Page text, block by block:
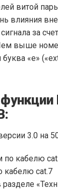
витой
влияния
за
выше
буква «e»
3.0 на
по кабелю
кабелю cat.7